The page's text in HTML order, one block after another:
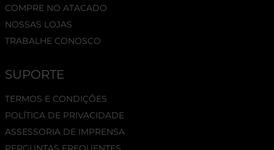
COMPRE NO ATACADO
NOSSAS LOJAS
TRABALHE CONOSCO
SUPORTE
TERMOS E CONDIÇÕES
POLÍTICA DE PRIVACIDADE
ASSESSORIA DE IMPRENSA